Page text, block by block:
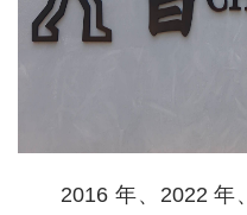
健康
2016 年、2022 年